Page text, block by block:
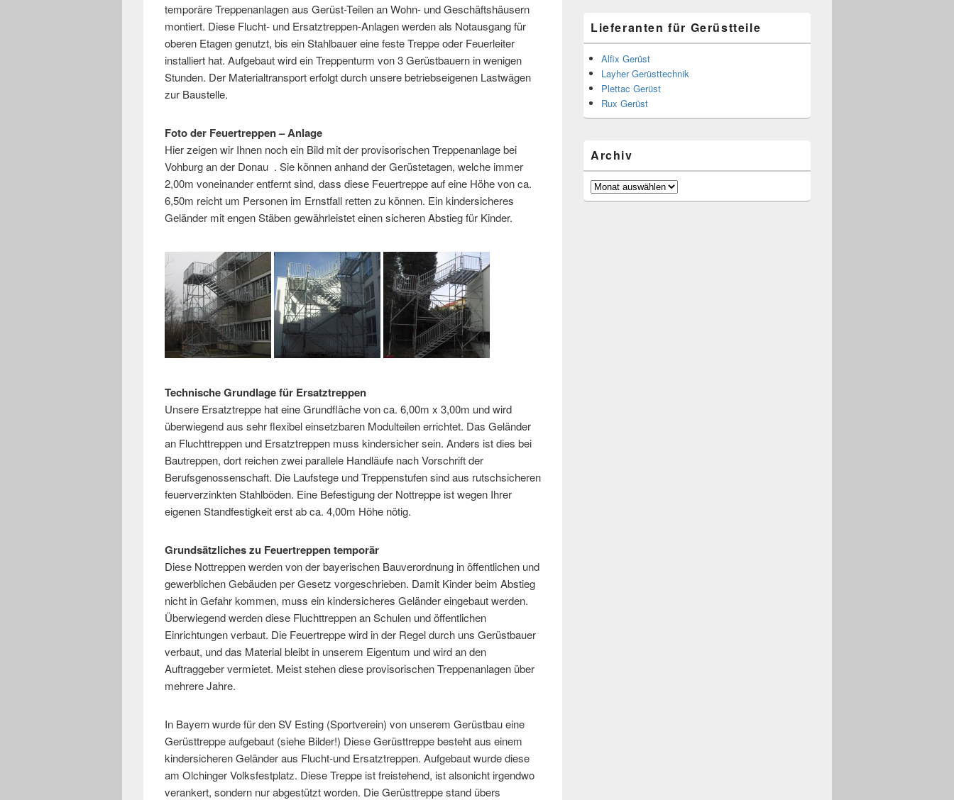
temporäre Treppenanlagen aus Gerüst-Teilen an Wohn- und Geschäftshäusern
montiert. Diese Flucht- und Ersatztreppen-Anlagen werden als Notausgang für
oberen Etagen genutzt, bis ein Stahlbauer eine feste Treppe oder Feuerleiter
installiert hat. Aufgebaut wird ein Treppenturm von 3 Gerüstbauern in wenigen
Stunden. Der Materialtransport erfolgt durch unsere betriebseigenen Lastwägen
zur Baustelle.
Foto der Feuertreppen – Anlage
Hier zeigen wir Ihnen noch ein Bild mit der provisorischen Treppenanlage bei
Vohburg an der Donau . Sie können anhand der Gerüstetagen, welche immer
2,00m voneinander entfernt sind, dass diese Feuertreppe auf eine Höhe von ca.
6,50m reicht um Personen im Ernstfall retten zu können. Ein kindersicheres
Geländer mit engen Stäben gewährleistet einen sicheren Abstieg für Kinder.
Technische Grundlage für Ersatztreppen
Unsere Ersatztreppe hat eine Grundfläche von ca. 6,00m x 3,00m und wird
überwiegend aus sehr flexibel einsetzbaren Modulteilen errichtet. Das Geländer
an Fluchttreppen und Ersatztreppen muss kindersicher sein. Anders ist dies bei
Bautreppen, dort reichen zwei parallele Handläufe nach Vorschrift der
Berufsgenossenschaft. Die Laufstege und Treppenstufen sind aus rutschsicheren
feuerverzinkten Stahlböden. Eine Befestigung der Nottreppe ist wegen Ihrer
eigenen Standfestigkeit erst ab ca. 4,00m Höhe nötig.
Grundsätzliches zu Feuertreppen temporär
Diese Nottreppen werden von der bayerischen Bauverordnung in öffentlichen und
gewerblichen Gebäuden per Gesetz vorgeschrieben. Damit Kinder beim Abstieg
nicht in Gefahr kommen, muss ein kindersicheres Geländer eingebaut werden.
Überwiegend werden diese Fluchttreppen an Schulen und öffentlichen
Einrichtungen verbaut. Die Feuertreppe wird in der Regel durch uns Gerüstbauer
verbaut, und das Material bleibt in unserem Eigentum und wird an den
Auftraggeber vermietet. Meist stehen diese provisorischen Treppenanlagen über
mehrere Jahre.
In Bayern wurde für den SV Esting (Sportverein) von unserem Gerüstbau eine
Gerüsttreppe aufgebaut (siehe Bilder!) Diese Gerüsttreppe besteht aus einem
kindersicheren Geländer aus Flucht-und Ersatztreppen. Aufgebaut wurde diese
am Olchinger Volksfestplatz. Diese Treppe ist freistehend, ist alsonicht irgendwo
verankert, sondern nur abgestützt worden. Die Gerüsttreppe stand übers
Lieferanten für Gerüstteile
Alfix Gerüst
Layher Gerüsttechnik
Plettac Gerüst
Rux Gerüst
Archiv
Archiv